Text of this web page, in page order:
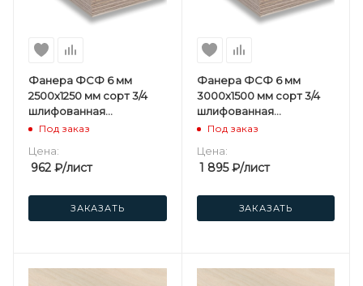
Фанера ФСФ 6 мм
2500х1250 мм сорт 3/4
шлифованная
березовая
Под заказ
Цена:
962 ₽/лист
ЗАКАЗАТЬ
Фанера ФСФ 6 мм
3000х1500 мм сорт 3/4
шлифованная
березовая
Под заказ
Цена:
1 895₽/лист
ЗАКАЗАТЬ